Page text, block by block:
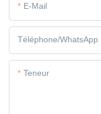
E-Mail
Téléphone/WhatsApp
Teneur